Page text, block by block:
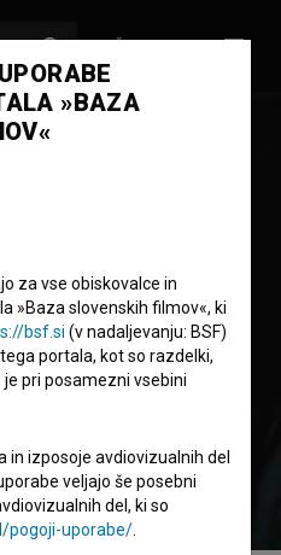
»BAZA
za vse obiskovalce in
»Baza slovenskih filmov«, ki
bsf.si (v nadaljevanju: BSF)
portala, kot so razdelki,
pri posamezni vsebini
in izposoje avdiovizualnih del
veljajo še posebni
del, ki so
pogoji-uporabe/